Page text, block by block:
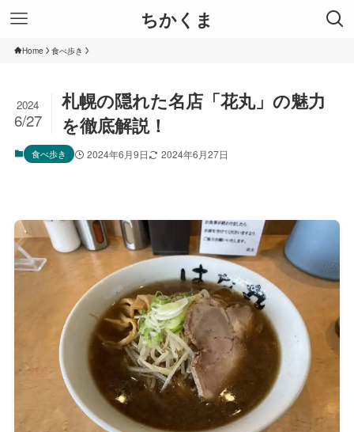
ちかくま
Home 食べ歩き
札幌の隠れた名店「花丸」の魅力
を徹底解説！
2024
6/27
食べ歩き 2024年6月9日 2024年6月27日